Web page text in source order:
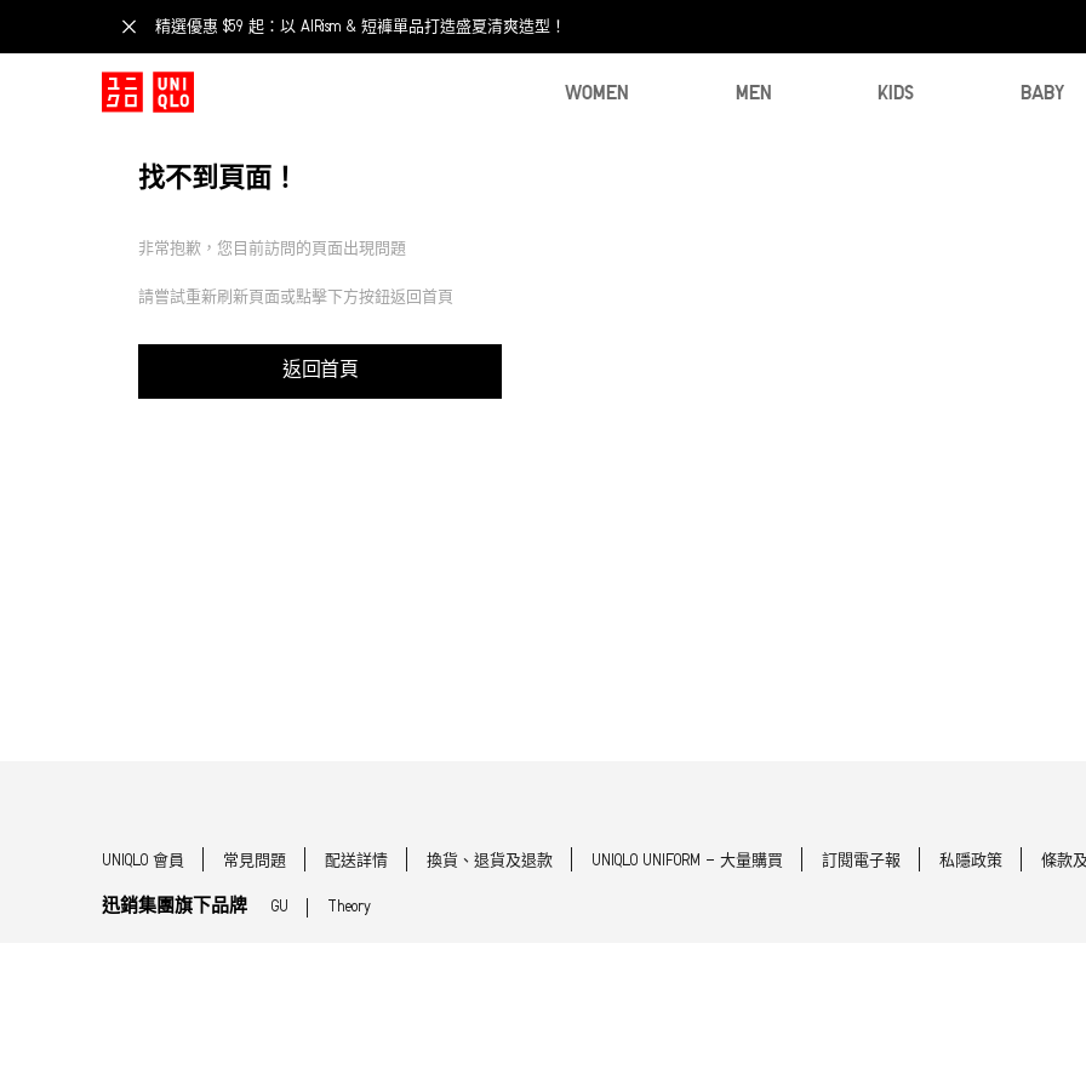
精選優惠 $59 起：以 AIRism & 短褲單品打造盛夏清爽造型！
WOMEN MEN KIDS BABY
找不到頁面！
非常抱歉，您目前訪問的頁面出現問題
請嘗試重新刷新頁面或點擊下方按鈕返回首頁
返回首頁
UNIQLO 會員 常見問題 配送詳情 換貨、退貨及退款 UNIQLO UNIFORM - 大量購買 訂閱電子報 私隱政策 條款
迅銷集團旗下品牌 GU Theory